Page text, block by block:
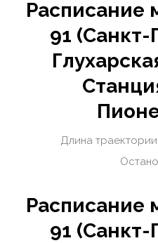
91 (Санкт-
Длина
91 (Санкт-